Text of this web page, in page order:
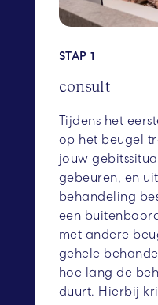
STAP 1
consult
Tijdens het
op het beugel
jouw
gebeuren, en
behandeling
een
met andere
gehele
hoe lang de
duurt. Hierbij